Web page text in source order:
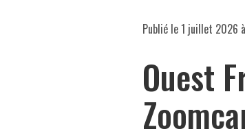
Publié le1 juillet 2026
Ouest